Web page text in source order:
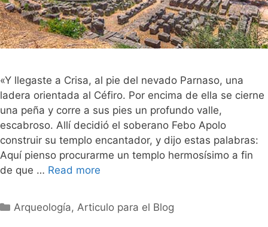
«Y llegaste a Crisa, al pie del nevado Parnaso, una
ladera orientada al Céfiro. Por encima de ella se cierne
una peña y corre a sus pies un profundo valle,
escabroso. Allí decidió el soberano Febo Apolo
construir su templo encantador, y dijo estas palabras:
Aquí pienso procurarme un templo hermosísimo a fin
de que … Read more
Categorías
Arqueología,Articulo para el Blog